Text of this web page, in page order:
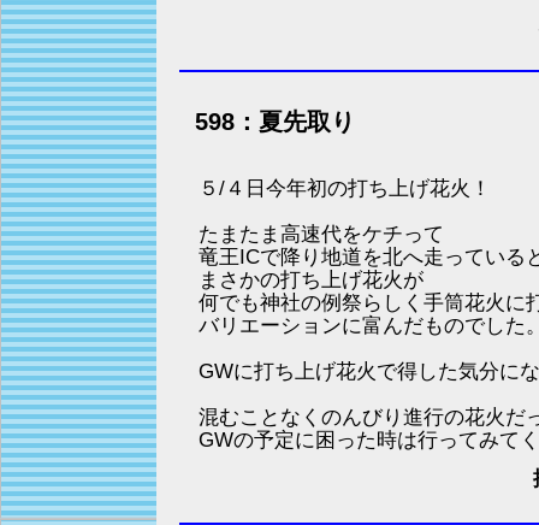
598：夏先取り
５/４日今年初の打ち上げ花火！
たまたま高速代をケチって
竜王ICで降り地道を北へ走っている
まさかの打ち上げ花火が
何でも神社の例祭らしく手筒花火に
バリエーションに富んだものでした
GWに打ち上げ花火で得した気分に
混むことなくのんびり進行の花火だ
GWの予定に困った時は行ってみて